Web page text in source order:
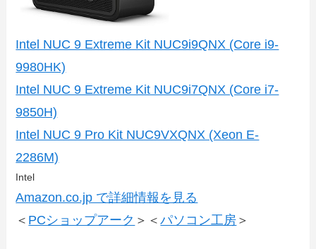
Intel NUC 9 Extreme Kit NUC9i9QNX (Core i9-
9980HK)
Intel NUC 9 Extreme Kit NUC9i7QNX (Core i7-
9850H)
Intel NUC 9 Pro Kit NUC9VXQNX (Xeon E-
2286M)
Intel
Amazon.co.jp で詳細情報を見る
＜ PCショップアーク ＞＜パソコン工房 ＞